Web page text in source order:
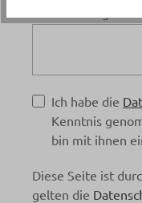
Ich habe die
Kenntnis
bin mit ihnen
Diese Seite ist
gelten die